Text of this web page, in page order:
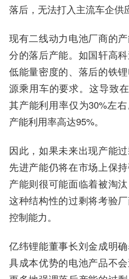
落后，无法打入主流车企供
现有二线动力电池厂商的
分的落后产能。如国轩高
低能量密度的、落后的铁
源乘用车的要求。这导致在
其产能利用率仅为30%左
产能利用率高达95%。
因此，如果未来出现产能
先进产能仍将在市场上保
产能则很可能面临着被淘汰
这种结构性的过剩将考验
控制能力。
亿纬锂能董事长刘金成明
具成本优势的电池产品不